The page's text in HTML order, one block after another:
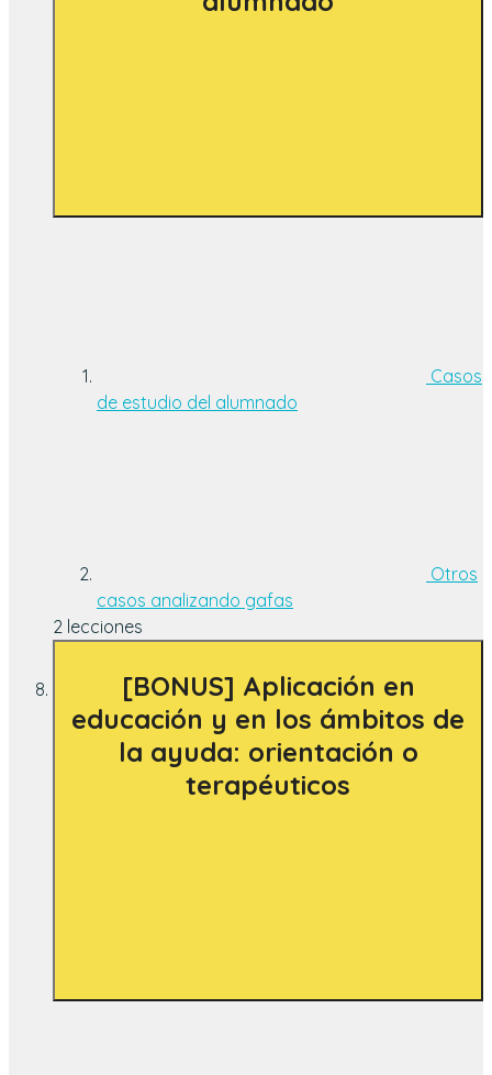
Casos
de estudio del alumnado
Otros
casos analizando gafas
2 lecciones
[BONUS] Aplicación en
educación y en los ámbitos de
la ayuda: orientación o
terapéuticos